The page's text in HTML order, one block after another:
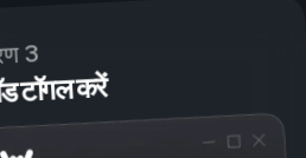
3
टॉगल करें